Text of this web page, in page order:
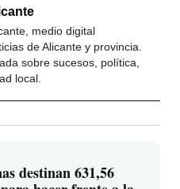
medio digital
de Alicante y provincia.
sobre sucesos, política,
local.
destinan 631,56